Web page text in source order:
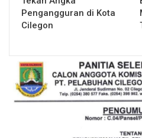
Pengangguran di Kota
Cilegon